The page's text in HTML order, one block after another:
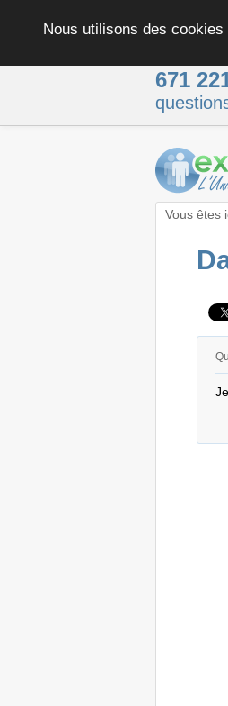
Nous utilisons des
671
Vous êtes